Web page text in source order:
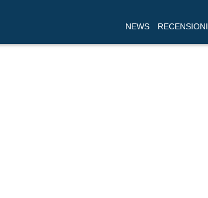
NEWS RECENSIONI